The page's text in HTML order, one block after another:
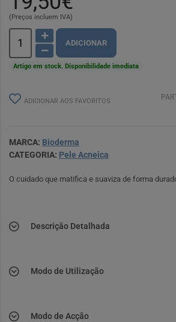
(Preços incluem IVA)
ADICIONAR
Artigo em stock. Disponibilidade imediata
ADICIONAR AOS FAVORITOS
MARCA: Bioderma
CATEGORIA: Pele Acneica
O cuidado que matifica e suaviza de forma
Descrição Detalhada
Modo de Utilização
Modo de Acção